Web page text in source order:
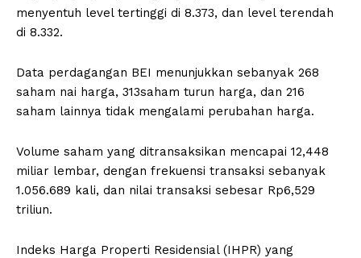
menyentuh level tertinggi di 8.373, dan level terendah
di 8.332.
Data perdagangan BEI menunjukkan sebanyak 268
saham nai harga, 313saham turun harga, dan 216
saham lainnya tidak mengalami perubahan harga.
Volume saham yang ditransaksikan mencapai 12,448
miliar lembar, dengan frekuensi transaksi sebanyak
1.056.689 kali, dan nilai transaksi sebesar Rp6,529
triliun.
Indeks Harga Properti Residensial (IHPR) yang